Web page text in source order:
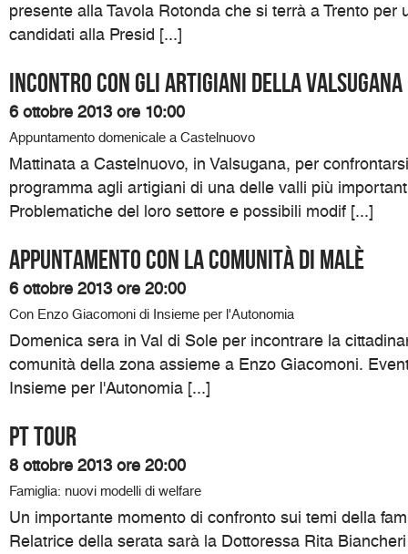
presente alla Tavola Rotonda che si terrà a Trento per
candidati alla Presid [...]
Incontro con gli artigiani della Valsugana
6 ottobre 2013 ore 10:00
Appuntamento domenicale a Castelnuovo
Mattinata a Castelnuovo, in Valsugana, per
programma agli artigiani di una delle valli più
Problematiche del loro settore e possibili modif [...]
Appuntamento con la comunità di Malè
6 ottobre 2013 ore 20:00
Con Enzo Giacomoni di Insieme per l'Autonomia
Domenica sera in Val di Sole per incontrare la
comunità della zona assieme a Enzo Giacomoni.
Insieme per l'Autonomia [...]
PT TOUR
8 ottobre 2013 ore 20:00
Famiglia: nuovi modelli di welfare
Un importante momento di confronto sui temi della
Relatrice della serata sarà la Dottoressa Rita